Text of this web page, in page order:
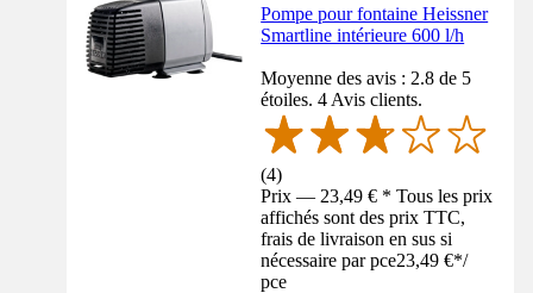
Pompe pour fontaine Heissner
Smartline intérieure 600 l/h
Moyenne des avis : 2.8 de 5
étoiles. 4 Avis clients.
(4)
Prix — 23,49 € * Tous les prix
affichés sont des prix TTC,
frais de livraison en sus si
nécessaire par pce23,49 €*/
pce